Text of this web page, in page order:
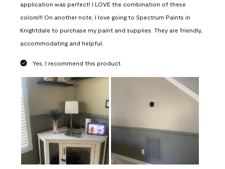
application was perfect! I LOVE the combination of these
colors!!! On another note, I love going to Spectrum Paints in
Knightdale to purchase my paint and supplies. They are friendly,
accommodating and helpful.
Yes, I recommend this product.